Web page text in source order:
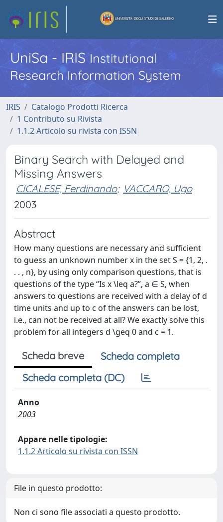
UniSa - IRISInstitutional
Research Information System
IRIS
Catalogo Prodotti Ricerca
1 Contributo su Rivista
1.1.2 Articolo su rivista con ISSN
Binary Search with Delayed and
Missing Answers
CICALESE, Ferdinando; VACCARO, Ugo
2003
Abstract
How many questions are necessary and sufficient
to guess an unknown number x in the set S = {1, 2, .
. . , n}, by using only comparison questions, that is
questions of the type “Is x \leq a?”, a ∈ S, when
answers to questions are received with a delay of d
time units and up to c of the answers can be lost,
i.e., can not be received at all? We exactly solve this
problem for all integers d \geq 0 and c = 1.
Scheda breve
Scheda completa
Scheda completa (DC)
Anno
2003
Appare nelle tipologie:
1.1.2 Articolo su rivista con ISSN
File in questo prodotto:
Non ci sono file associati a questo prodotto.